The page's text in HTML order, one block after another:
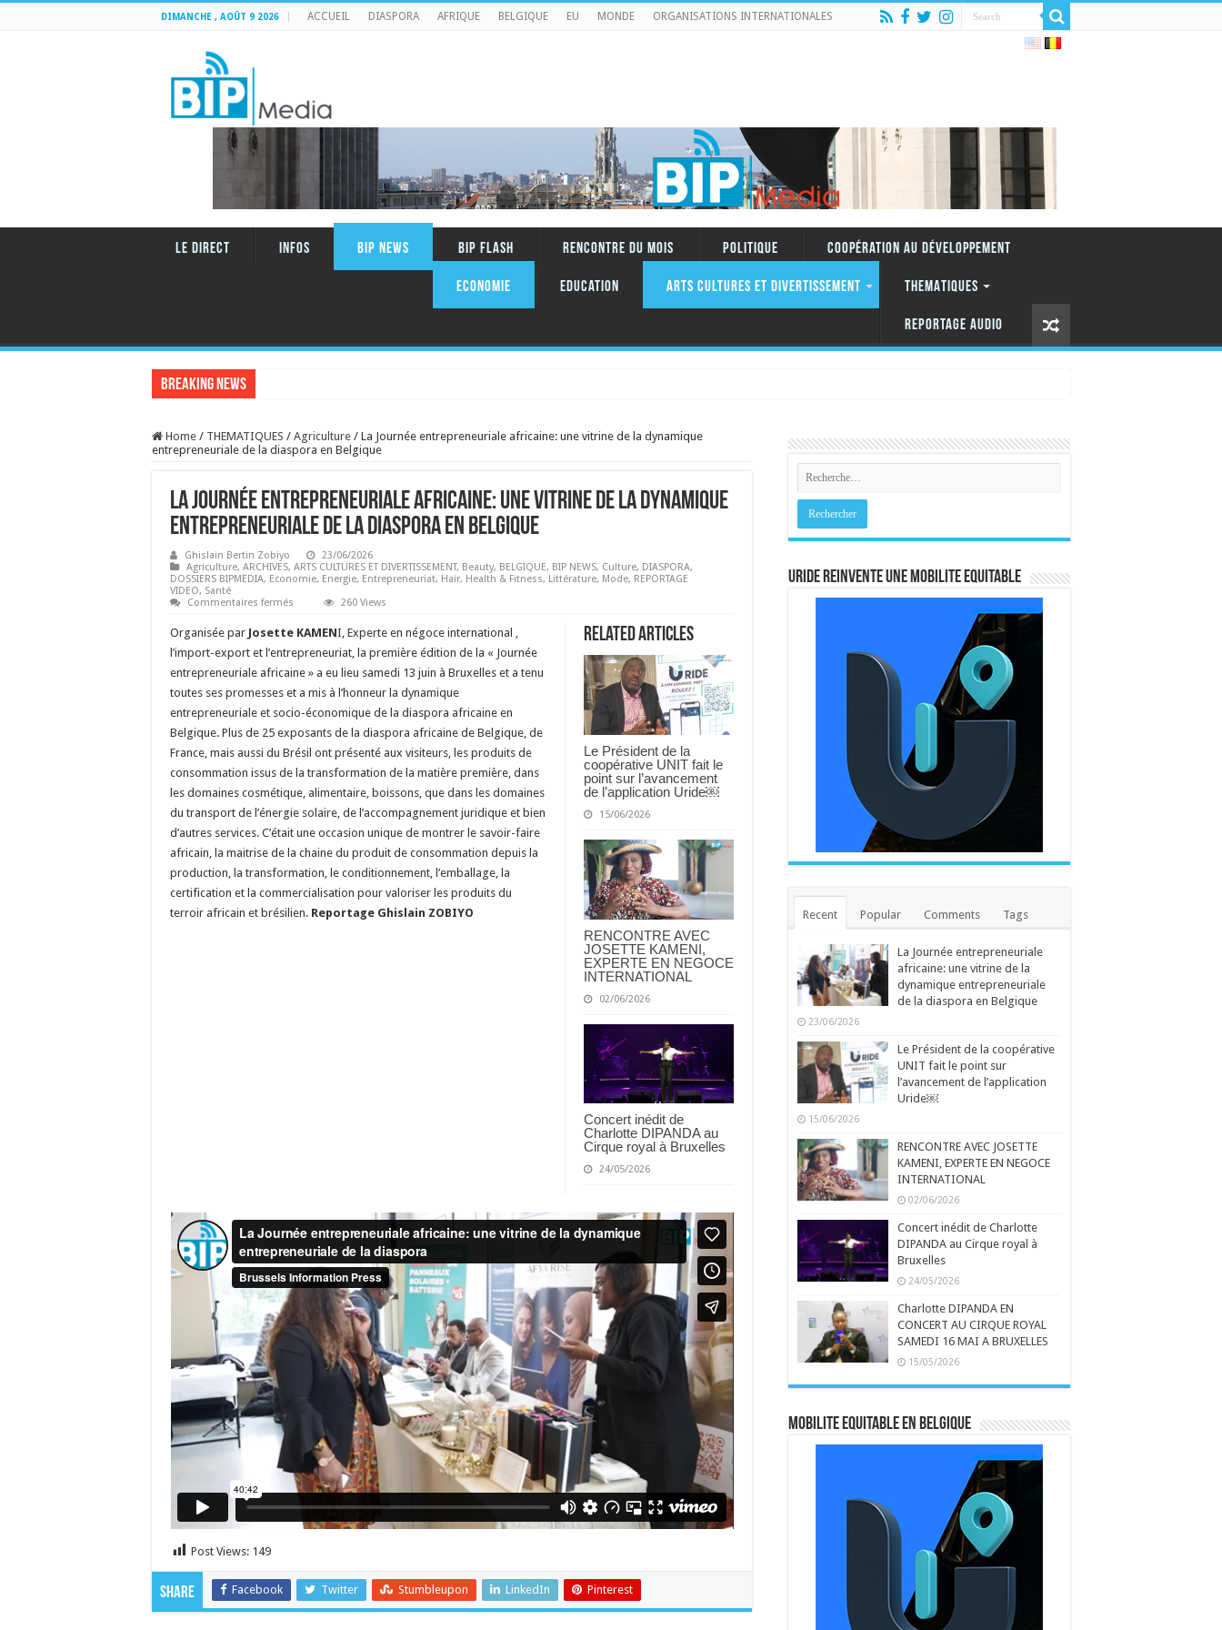
DIMANCHE , AOÛT 9 2026 ACCUEIL DIASPORA AFRIQUE BELGIQUE EU MONDE ORGANISATIONS INTERNATIONALES
LE DIRECT INFOS BIP NEWS BIP FLASH RENCONTRE DU MOIS Politique Coopération au Développement
Economie Education ARTS CULTURES ET DIVERTISSEMENT THEMATIQUES
REPORTAGE AUDIO
Breaking News
Home / THEMATIQUES / Agriculture / La Journée entrepreneuriale africaine: une vitrine de la dynamique
entrepreneuriale de la diaspora en Belgique
La Journée entrepreneuriale africaine: une vitrine de la dynamique
entrepreneuriale de la diaspora en Belgique
Ghislain Bertin Zobiyo
23/06/2026
Agriculture, ARCHIVES, ARTS CULTURES ET DIVERTISSEMENT, Beauty, BELGIQUE, BIP NEWS, Culture, DIASPORA,
DOSSIERS BIPMEDIA, Economie, Energie, Entrepreneuriat, Hair, Health & Fitness, Littérature, Mode, REPORTAGE
VIDEO, Santé
Commentaires fermés
entrepreneuriale
africaine:
une
vitrine
la
dynamique
entrepreneuriale
de
diaspora
en
Belgique
260 Views
Related Articles
Le Président de la
coopérative UNIT fait le
point sur l’avancement
de l’application Uride￼
15/06/2026
RENCONTRE AVEC
JOSETTE KAMENI,
EXPERTE EN NEGOCE
INTERNATIONAL
02/06/2026
Concert inédit de
Charlotte DIPANDA au
Cirque royal à Bruxelles
24/05/2026
Organisée par Josette KAMENI, Experte en négoce international ,
l’import-export et l’entrepreneuriat, la première édition de la « Journée
entrepreneuriale africaine » a eu lieu samedi 13 juin à Bruxelles et a tenu
toutes ses promesses et a mis à l’honneur la dynamique
entrepreneuriale et socio-économique de la diaspora africaine en
Belgique. Plus de 25 exposants de la diaspora africaine de Belgique, de
France, mais aussi du Brésil ont présenté aux visiteurs, les produits de
consommation issus de la transformation de la matière première, dans
les domaines cosmétique, alimentaire, boissons, que dans les domaines
du transport de l’énergie solaire, de l’accompagnement juridique et bien
d’autres services. C’était une occasion unique de montrer le savoir-faire
africain, la maitrise de la chaine du produit de consommation depuis la
production, la transformation, le conditionnement, l’emballage, la
certification et la commercialisation pour valoriser les produits du
terroir africain et brésilien. Reportage Ghislain ZOBIYO
Post Views: 149
Share Facebook Twitter Stumbleupon LinkedIn Pinterest
URIDE REINVENTE UNE MOBILITE EQUITABLE
Recent Popular Comments Tags
La Journée entrepreneuriale
africaine: une vitrine de la
dynamique entrepreneuriale
de la diaspora en Belgique
23/06/2026
Le Président de la coopérative
UNIT fait le point sur
l’avancement de l’application
Uride￼
15/06/2026
RENCONTRE AVEC JOSETTE
KAMENI, EXPERTE EN NEGOCE
INTERNATIONAL
02/06/2026
Concert inédit de Charlotte
DIPANDA au Cirque royal à
Bruxelles
24/05/2026
Charlotte DIPANDA EN
CONCERT AU CIRQUE ROYAL
SAMEDI 16 MAI A BRUXELLES
15/05/2026
MOBILITE EQUITABLE EN BELGIQUE